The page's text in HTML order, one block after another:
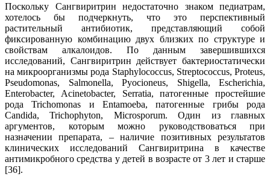
Поскольку Сангвиритрин недостаточно знаком педиатрам,
хотелось бы подчеркнуть, что это перспективный
растительный антибиотик, представляющий собой
фиксированную комбинацию двух близких по структуре и
свойствам алкалоидов. По данным завершившихся
исследований, Сангвиритрин действует бактериостатически
на микроорганизмы рода Staphylococcus, Streptococcus, Proteus,
Pseudomonas, Salmonella, Pyocioneus, Shigella, Escherichia,
Enterobacter, Acinetobacter, Serratia, патогенные простейшие
рода Trichomonas и Entamoeba, патогенные грибы рода
Candida, Trichophyton, Microsporum. Один из главных
аргументов, которым можно руководствоваться при
назначении препарата, – наличие позитивных результатов
клинических исследований Сангвиритрина в качестве
антимикробного средства у детей в возрасте от 3 лет и старше
[36].